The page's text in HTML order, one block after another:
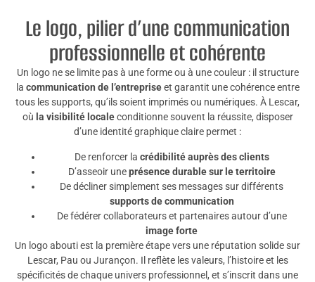
Le logo, pilier d’une communication
professionnelle et cohérente
Un logo ne se limite pas à une forme ou à une couleur : il structure
la communication de l’entrepriseet garantit une cohérence entre
tous les supports, qu’ils soient imprimés ou numériques. À Lescar,
où la visibilité localeconditionne souvent la réussite, disposer
d’une identité graphique claire permet :
De renforcer la crédibilité auprès des clients
D’asseoir uneprésence durable sur le territoire
De décliner simplement ses messages sur différents
supports de communication
De fédérer collaborateurs et partenaires autour d’une
image forte
Un logo abouti est la première étape vers une réputation solide sur
Lescar, Pau ou Jurançon. Il reflète les valeurs, l’histoire et les
spécificités de chaque univers professionnel, et s’inscrit dans une